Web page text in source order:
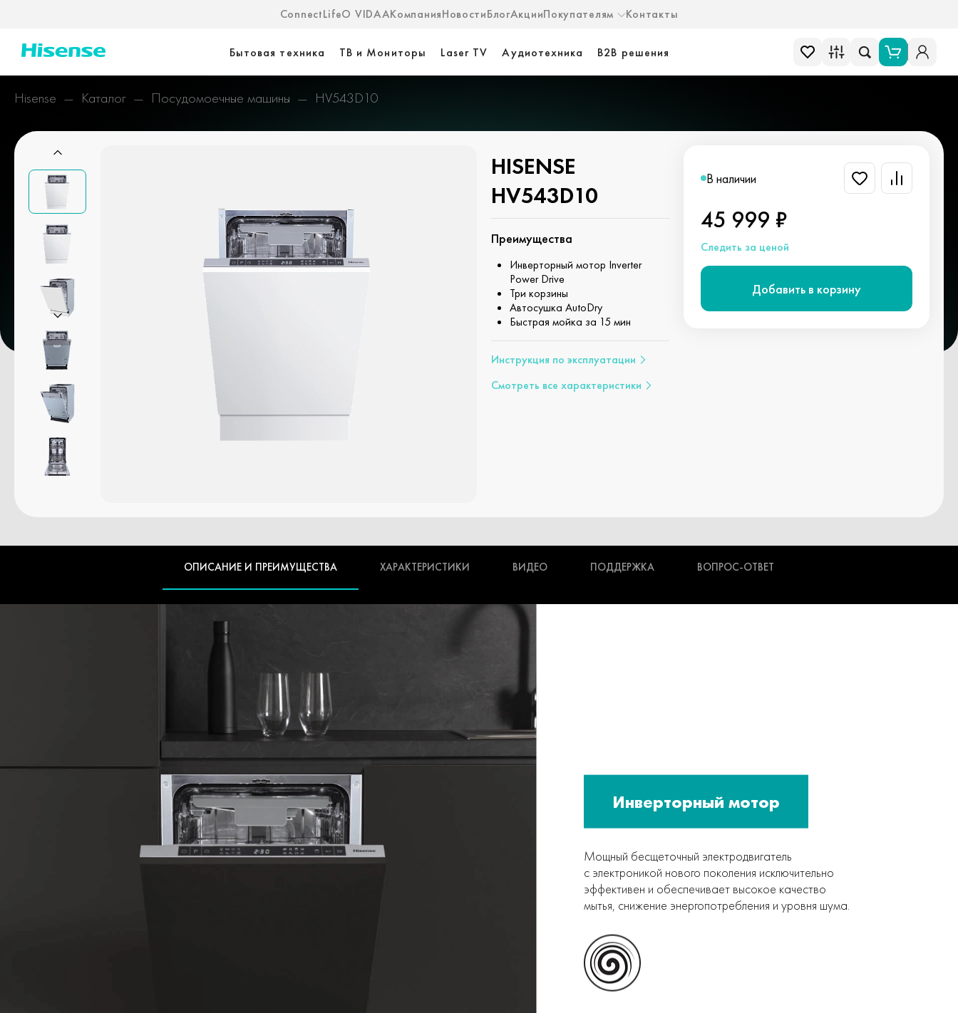
ConnectLifeО VIDAAКомпанияНовостиБлогАкцииПокупателям Контакты
Бытовая техника ТВ и Мониторы Laser TV Аудиотехника B2B решения
Hisense Каталог Посудомоечные машины HV543D10
HISENSE
HV543D10
Преимущества
Инверторный мотор Inverter
Power Drive
Три корзины
Автосушка AutoDry
Быстрая мойка за 15 мин
Инструкция по эксплуатации
Смотреть все характеристики
В наличии
45 999 ₽
Следить за ценой
Добавить в корзину
ОПИСАНИЕ И ПРЕИМУЩЕСТВА ХАРАКТЕРИСТИКИ ВИДЕО ПОДДЕРЖКА ВОПРОС-ОТВЕТ
Инверторный мотор
Мощный бесщеточный электродвигатель
с электроникой нового поколения исключительно
эффективен и обеспечивает высокое качество
мытья, снижение энергопотребления и уровня шума.